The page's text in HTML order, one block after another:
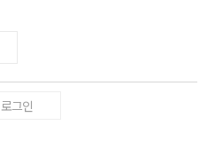
로그인